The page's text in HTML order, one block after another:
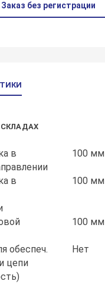
Заказ без регистрации
в
100 мм
в
100 мм
100 мм
обеспеч.
цепи
Нет